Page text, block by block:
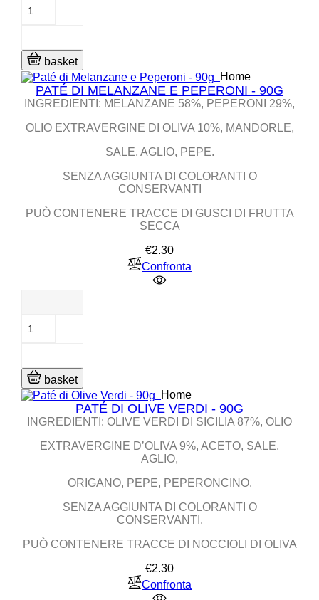
basket
Home
PATÉ DI MELANZANE E PEPERONI - 90G
INGREDIENTI: MELANZANE 58%, PEPERONI 29%,
OLIO EXTRAVERGINE DI OLIVA 10%, MANDORLE,
SALE, AGLIO, PEPE.
SENZA AGGIUNTA DI COLORANTI O
CONSERVANTI
PUÒ CONTENERE TRACCE DI GUSCI DI FRUTTA
SECCA
€2.30Price
Confronta
basket
Home
PATÉ DI OLIVE VERDI - 90G
INGREDIENTI: OLIVE VERDI DI SICILIA 87%, OLIO
EXTRAVERGINE D’OLIVA 9%, ACETO, SALE,
AGLIO,
ORIGANO, PEPE, PEPERONCINO.
SENZA AGGIUNTA DI COLORANTI O
CONSERVANTI.
PUÒ CONTENERE TRACCE DI NOCCIOLI DI OLIVA
€2.30Price
Confronta